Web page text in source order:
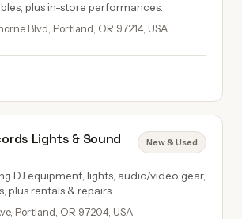
plus in-store performances.
Blvd, Portland, OR 97214, USA
Lights & Sound New & Used
DJ equipment, lights, audio/video gear,
plus rentals & repairs.
Portland, OR 97204, USA